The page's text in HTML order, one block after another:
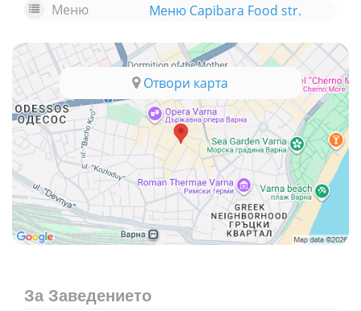
Меню
Меню Capibara Food str.
Отвори карта
За Заведението